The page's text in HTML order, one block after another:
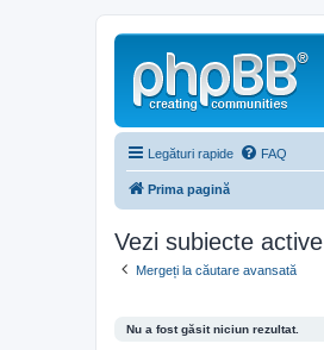
Legături rapide FAQ
Prima pagină
Vezi subiecte active
Mergeți la căutare avansată
Nu a fost găsit niciun rezultat.